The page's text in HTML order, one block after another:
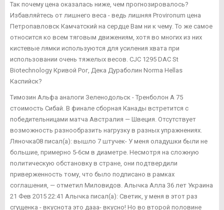
Так почему цена оказалась ниже, чем прогнозировалось?
Избавляйтесь от лишнего веса - ведь лишняя Provironum цена
Петропавловск Камчатский на сердце Вам ни к чему. То же самое
относится ко всем тяговым движениям, хотя во многих из них
кистевые лямки используются для усиления хвата при
использовании очень тяжелых весов. CJC 1295 DAC St
Biotechnology Кривой Рог, Дека Дураболин Norma Hellas
Каспийск?
Tимозин Альфа аналоги Зеленодольск - Тренболон A 75
стоимость Сибай. В финале сборная Канады встретится с
победительницами матча Австралия — Швеция. Отсутствует
возможность разнообразить нагрузку в разных упражнениях.
Ляночка08 писал(а): вышло 7 штучек- У меня оладушки были не
большие, примерно 5-6см в диаметре. Несмотря на сложную
политическую обстановку в стране, они подтвердили
приверженность тому, что было подписано в рамках
соглашения, — отметил Миловидов. Алычка Алла 36 лет Украина
21 Фев 2015 22:41 Алычка писал(а): Светик, у меня в этот раз
сгущенка - вкуснота это дааа- вкусно! Но во второй половине